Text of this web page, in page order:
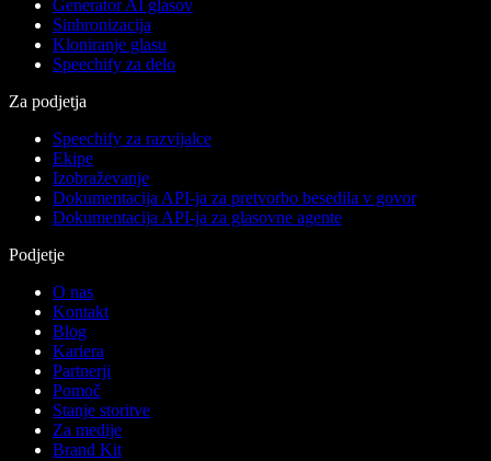
Generator AI glasov
Sinhronizacija
Kloniranje glasu
Speechify za delo
Za podjetja
Speechify za razvijalce
Ekipe
Izobraževanje
Dokumentacija API-ja za pretvorbo besedila v govor
Dokumentacija API-ja za glasovne agente
Podjetje
O nas
Kontakt
Blog
Kariera
Partnerji
Pomoč
Stanje storitve
Za medije
Brand Kit